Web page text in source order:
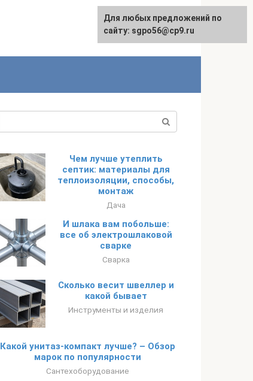
English
Чем лучше утеплить
септик: материалы для
теплоизоляции, способы,
монтаж
Дача
И шлака вам побольше:
все об электрошлаковой
сварке
Сварка
Сколько весит швеллер и
какой бывает
Инструменты и изделия
Какой унитаз-компакт лучше? – Обзор
марок по популярности
Сантехоборудование
Для любых предложений по
сайту: sgpo56@cp9.ru